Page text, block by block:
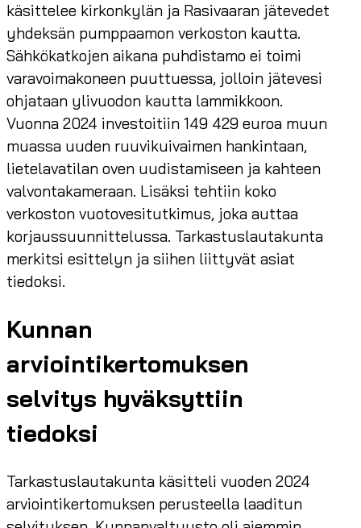
käsittelee kirkonkylän ja Rasivaaran jätevedet
yhdeksän pumppaamon verkoston kautta.
Sähkökatkojen aikana puhdistamo ei toimi
varavoimakoneen puuttuessa, jolloin jätevesi
ohjataan ylivuodon kautta lammikkoon.
Vuonna 2024 investoitiin 149 429 euroa muun
muassa uuden ruuvikuivaimen hankintaan,
lietelavatilan oven uudistamiseen ja kahteen
valvontakameraan. Lisäksi tehtiin koko
verkoston vuotovesitutkimus, joka auttaa
korjaussuunnittelussa. Tarkastuslautakunta
merkitsi esittelyn ja siihen liittyvät asiat
tiedoksi.
Kunnan
arviointikertomuksen
selvitys hyväksyttiin
tiedoksi
Tarkastuslautakunta käsitteli vuoden 2024
arviointikertomuksen perusteella laaditun